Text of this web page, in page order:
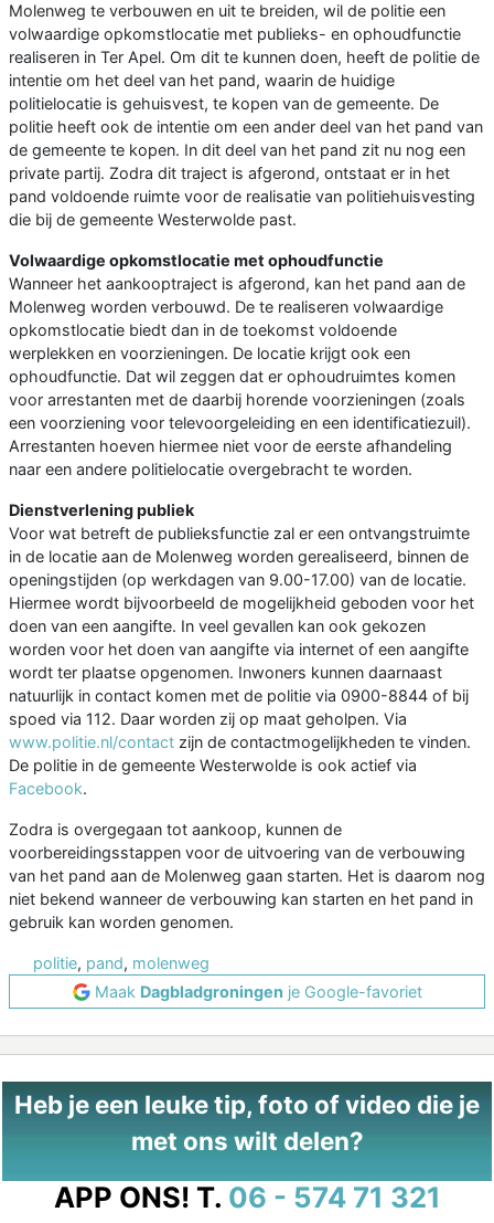
Molenweg te verbouwen en uit te breiden, wil de politie een
volwaardige opkomstlocatie met publieks- en ophoudfunctie
realiseren in Ter Apel. Om dit te kunnen doen, heeft de politie de
intentie om het deel van het pand, waarin de huidige
politielocatie is gehuisvest, te kopen van de gemeente. De
politie heeft ook de intentie om een ander deel van het pand van
de gemeente te kopen. In dit deel van het pand zit nu nog een
private partij. Zodra dit traject is afgerond, ontstaat er in het
pand voldoende ruimte voor de realisatie van politiehuisvesting
die bij de gemeente Westerwolde past.
Volwaardige opkomstlocatie met ophoudfunctie
Wanneer het aankooptraject is afgerond, kan het pand aan de
Molenweg worden verbouwd. De te realiseren volwaardige
opkomstlocatie biedt dan in de toekomst voldoende
werplekken en voorzieningen. De locatie krijgt ook een
ophoudfunctie. Dat wil zeggen dat er ophoudruimtes komen
voor arrestanten met de daarbij horende voorzieningen (zoals
een voorziening voor televoorgeleiding en een identificatiezuil).
Arrestanten hoeven hiermee niet voor de eerste afhandeling
naar een andere politielocatie overgebracht te worden.
Dienstverlening publiek
Voor wat betreft de publieksfunctie zal er een ontvangstruimte
in de locatie aan de Molenweg worden gerealiseerd, binnen de
openingstijden (op werkdagen van 9.00-17.00) van de locatie.
Hiermee wordt bijvoorbeeld de mogelijkheid geboden voor het
doen van een aangifte. In veel gevallen kan ook gekozen
worden voor het doen van aangifte via internet of een aangifte
wordt ter plaatse opgenomen. Inwoners kunnen daarnaast
natuurlijk in contact komen met de politie via 0900-8844 of bij
spoed via 112. Daar worden zij op maat geholpen. Via
www.politie.nl/contact zijn de contactmogelijkheden te vinden.
De politie in de gemeente Westerwolde is ook actief via
Facebook.
Zodra is overgegaan tot aankoop, kunnen de
voorbereidingsstappen voor de uitvoering van de verbouwing
van het pand aan de Molenweg gaan starten. Het is daarom nog
niet bekend wanneer de verbouwing kan starten en het pand in
gebruik kan worden genomen.
politie, pand, molenweg
Maak Dagbladgroningen je Google-favoriet
Heb je een leuke tip, foto of video die je
met ons wilt delen?
APP ONS! T. 06 - 574 71 321